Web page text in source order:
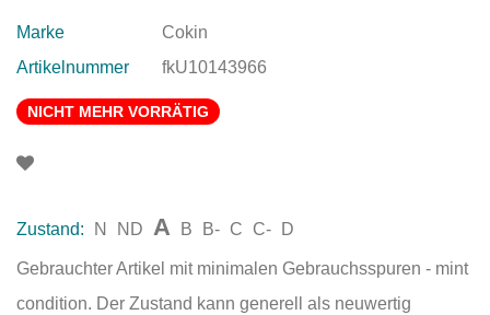
Marke
Cokin
Artikelnummer
fkU10143966
NICHT MEHR VORRÄTIG
Zustand: N ND A B B- C C- D
Gebrauchter Artikel mit minimalen Gebrauchsspuren - mint
condition. Der Zustand kann generell als neuwertig